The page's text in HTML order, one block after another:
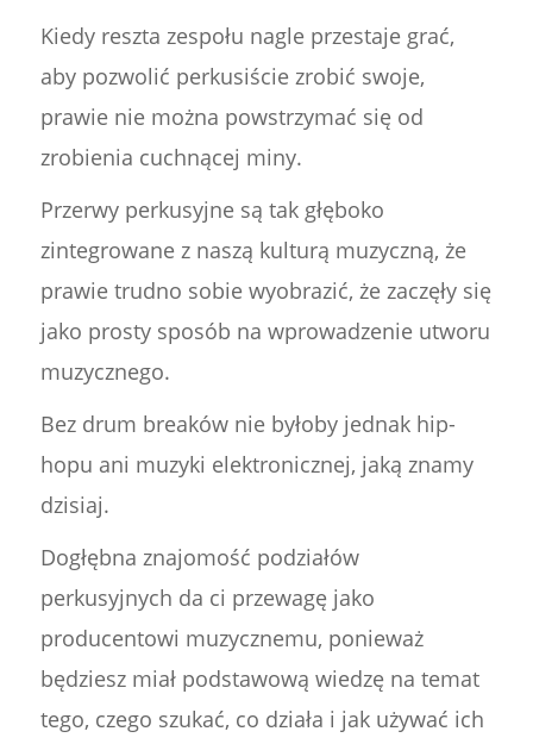
Kiedy reszta zespołu nagle przestaje grać,
aby pozwolić perkusiście zrobić swoje,
prawie nie można powstrzymać się od
zrobienia cuchnącej miny.
Przerwy perkusyjne są tak głęboko
zintegrowane z naszą kulturą muzyczną, że
prawie trudno sobie wyobrazić, że zaczęły się
jako prosty sposób na wprowadzenie utworu
muzycznego.
Bez drum breaków nie byłoby jednak hip-
hopu ani muzyki elektronicznej, jaką znamy
dzisiaj.
Dogłębna znajomość podziałów
perkusyjnych da ci przewagę jako
producentowi muzycznemu, ponieważ
będziesz miał podstawową wiedzę na temat
tego, czego szukać, co działa i jak używać ich